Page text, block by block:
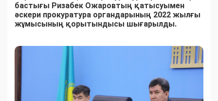
бастығы Ризабек Ожаровтың қатысуымен
әскери прокуратура органдарының 2022 жылғы
жұмысының қорытындысы шығарылды.